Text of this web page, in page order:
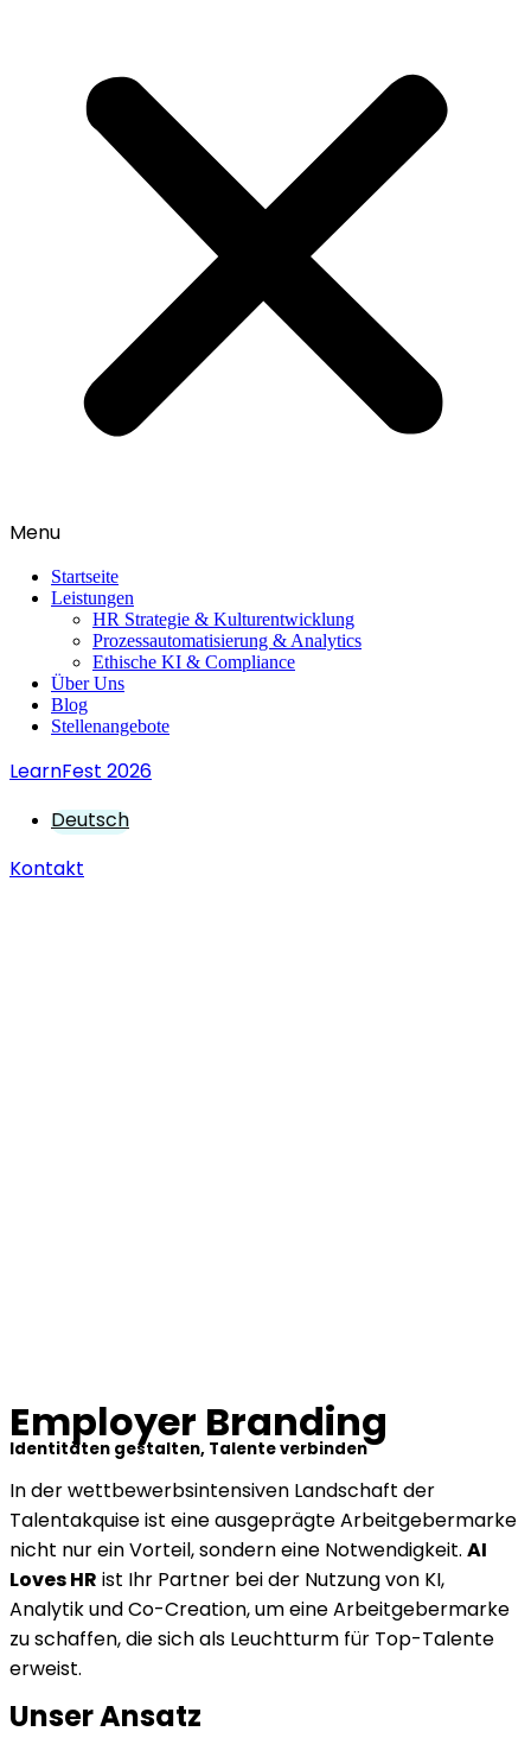
Menu
Startseite
Leistungen
HR Strategie & Kulturentwicklung
Prozessautomatisierung & Analytics
Ethische KI & Compliance
Über Uns
Blog
Stellenangebote
LearnFest 2026
Deutsch
Kontakt
Employer Branding
Identitäten gestalten, Talente verbinden
In der wettbewerbsintensiven Landschaft der
Talentakquise ist eine ausgeprägte Arbeitgebermarke
nicht nur ein Vorteil, sondern eine Notwendigkeit. AI
Loves HR ist Ihr Partner bei der Nutzung von KI,
Analytik und Co-Creation, um eine Arbeitgebermarke
zu schaffen, die sich als Leuchtturm für Top-Talente
erweist.
Unser Ansatz